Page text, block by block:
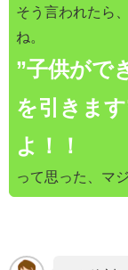
そう言われたら
ね。
”子供がで
を引きま
よ！！
って思った、マジ